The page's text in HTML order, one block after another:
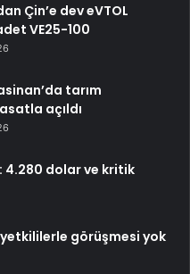
Çin’e dev eVTOL
VE25-100
tarım
açıldı
4.280 dolar ve kritik
yetkililerle görüşmesi yok